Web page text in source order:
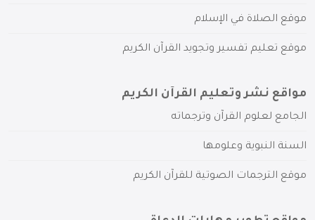
موقع الصلاة في الإسلام
موقع تعليم تفسير وتجويد القرآن الكريم
مواقع نشر وتعليم القرآن الكريم
الجامع لعلوم القرآن وترجماته
السنة النبوية وعلومها
موقع الترجمات الصوتية للقرآن الكريم